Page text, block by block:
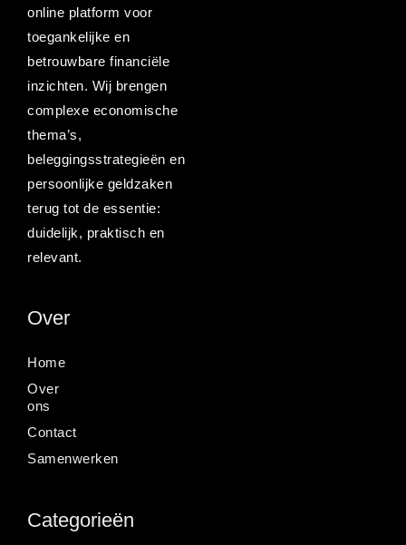
online platform voor
toegankelijke en
betrouwbare financiële
inzichten. Wij brengen
complexe economische
thema’s,
beleggingsstrategieën en
persoonlijke geldzaken
terug tot de essentie:
duidelijk, praktisch en
relevant.
Over
Home
Over
ons
Contact
Samenwerken
Categorieën